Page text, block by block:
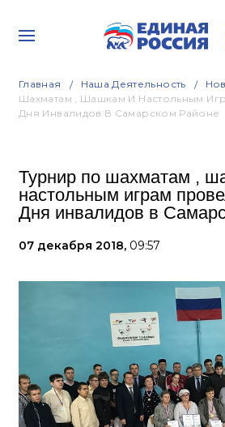
Главная Наша Деятельность
Шахматам , Шашкам И Настольным
Дня Инвалидов В Самарском Районе
Турнир по шахматам ,
настольным играм
Дня инвалидов в
07 декабря 2018, 09:57